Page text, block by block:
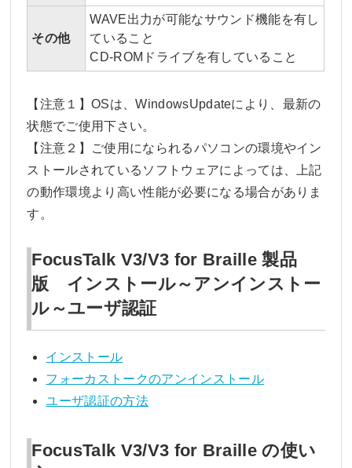
その他
WAVE出力が可能なサウンド機能を有し
ていること
CD-ROMドライブを有していること
【注意１】OSは、WindowsUpdateにより、最新の
状態でご使用下さい。
【注意２】ご使用になられるパソコンの環境やイン
ストールされているソフトウェアによっては、上記
の動作環境より高い性能が必要になる場合がありま
す。
FocusTalk V3/V3 for Braille 製品
版 インストール～アンインストー
ル～ユーザ認証
インストール
フォーカストークのアンインストール
ユーザ認証の方法
FocusTalk V3/V3 for Braille の使い